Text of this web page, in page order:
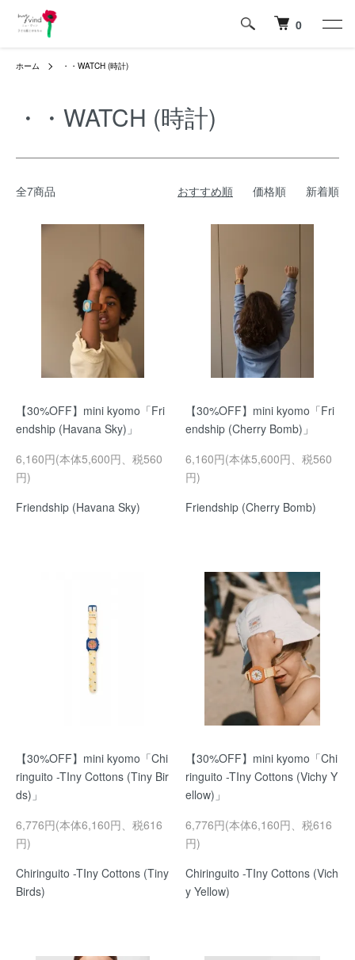
0
ホーム ・・WATCH (時計)
・・WATCH (時計)
全7商品 おすすめ順 価格順 新着順
【30%OFF】mini kyomo「Fri
endship (Havana Sky)」
6,160円(本体5,600円、税560
円)
Friendship (Havana Sky)
【30%OFF】mini kyomo「Fri
endship (Cherry Bomb)」
6,160円(本体5,600円、税560
円)
Friendship (Cherry Bomb)
【30%OFF】mini kyomo「Chi
ringuito -TIny Cottons (Tiny Bir
ds)」
6,776円(本体6,160円、税616
円)
Chiringuito -TIny Cottons (Tiny
Birds)
【30%OFF】mini kyomo「Chi
ringuito -TIny Cottons (Vichy Y
ellow)」
6,776円(本体6,160円、税616
円)
Chiringuito -TIny Cottons (Vich
y Yellow)